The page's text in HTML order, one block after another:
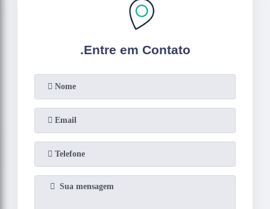
.Entre em Contato